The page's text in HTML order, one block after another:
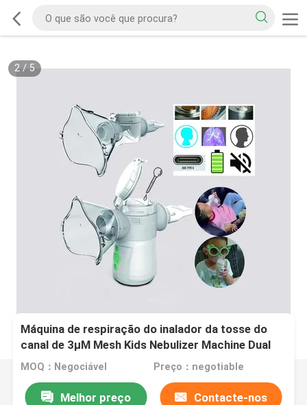
2/ 5
Máquina de respiração do inalador da tosse do
canal de 3μM Mesh Kids Nebulizer Machine Dual
MOQ：Negociável Preço：negotiable
Melhor preço Contacte-nos